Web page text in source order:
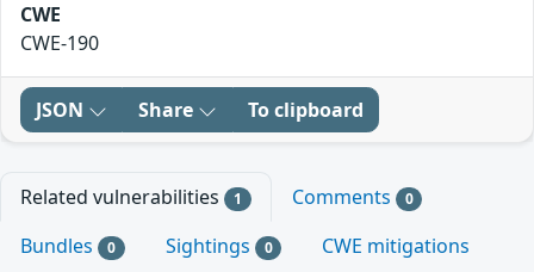
CWE
CWE-190
JSON Share To clipboard
Related vulnerabilities 1 Comments 0
Bundles 0 Sightings 0
CWE mitigations